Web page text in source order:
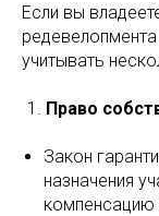
Если вы
учитывать
Право
Закон
назначения
компенсацию